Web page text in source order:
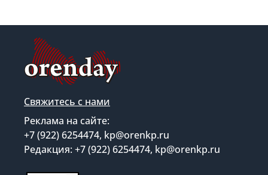
Свяжитесь с нами
Реклама на сайте:
+7 (922) 6254474, kp@orenkp.ru
Редакция: +7 (922) 6254474, kp@orenkp.ru